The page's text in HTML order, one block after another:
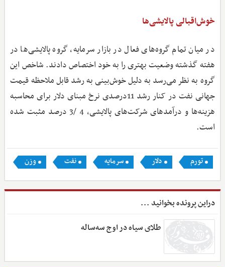
خوش‌اقبالی پالایشی‌ها
در میان تمام گروه‌های فعال در بازار سرمایه، گروه پالایشی‌ها در
هفته گذشته وضعیت بهتری را به خود اختصاص دادند. شاخص این
گروه به نظر می‌رسد به دلیل خوش‌بینی به رشد قابل ‌ملاحظه قیمت
جهانی نفت در کنار رشد 11درصدی نرخ مبنای دلار برای محاسبه
هزینه‌ها و درآمدهای شرکت‌های پالایشی، 4 /3 درصد مثبت شده
است.
تورم دلار سرمایه نفت وزن
دراین پرونده بخوانید ...
طلای سیاه در اوج سه‌ساله